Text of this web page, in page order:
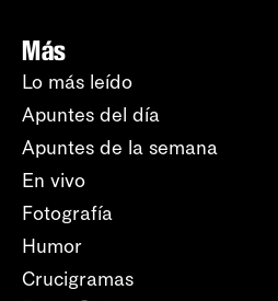
Más
Lo más leído
Apuntes del día
Apuntes de la semana
En vivo
Fotografía
Humor
Crucigramas